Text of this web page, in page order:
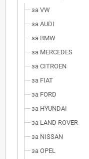
за VW
за AUDI
за BMW
за MERCEDES
за CITROEN
за FIAT
за FORD
за HYUNDAI
за LAND ROVER
за NISSAN
за OPEL